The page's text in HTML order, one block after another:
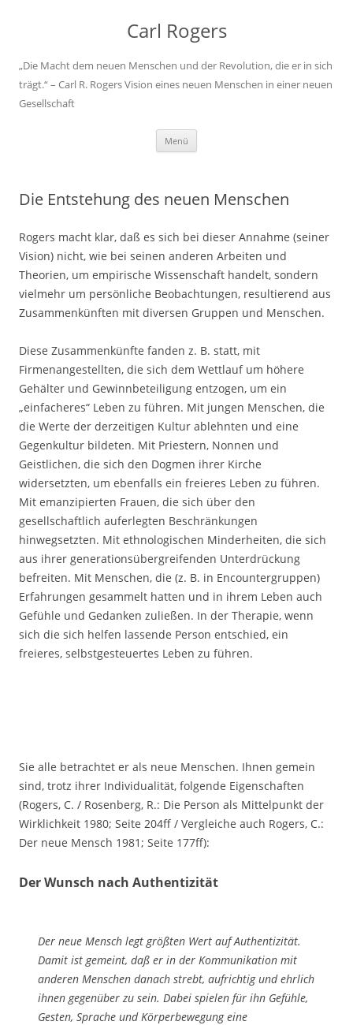
Carl Rogers
„Die Macht dem neuen Menschen und der Revolution, die er in sich
trägt.“ – Carl R. Rogers Vision eines neuen Menschen in einer neuen
Gesellschaft
Menü
Die Entstehung des neuen Menschen
Rogers macht klar, daß es sich bei dieser Annahme (seiner
Vision) nicht, wie bei sei­nen anderen Arbeiten und
Theorien, um empirische Wissenschaft handelt, sondern
vielmehr um persönliche Beobachtungen, resultierend aus
Zusammenkünften mit di­versen Gruppen und Menschen.
Diese Zusammenkünfte fanden z. B. statt, mit
Firmenangestellten, die sich dem Wett­lauf um höhere
Gehälter und Gewinnbeteiligung entzogen, um ein
„einfacheres“ Le­ben zu führen. Mit jungen Menschen, die
die Werte der derzeitigen Kultur ablehn­ten und eine
Gegenkultur bildeten. Mit Priestern, Nonnen und
Geistlichen, die sich den Dog­men ihrer Kirche
widersetzten, um ebenfalls ein freieres Leben zu füh­ren.
Mit emanzipierten Frauen, die sich über den
gesellschaftlich auferlegten Beschrän­kungen
hinwegsetzten. Mit ethnologischen Minderheiten, die sich
aus ihrer generati­onsübergreifenden Unterdrückung
befreiten. Mit Menschen, die (z. B. in Encounter­gruppen)
Erfahrungen gesammelt hatten und in ihrem Leben auch
Gefühle und Ge­danken zulie­ßen. In der Therapie, wenn
sich die sich helfen lassende Person ent­schied, ein
freieres, selbstgesteuertes Leben zu führen.
Sie alle betrachtet er als neue Menschen. Ihnen gemein
sind, trotz ihrer Individuali­tät, folgende Eigenschaften
(Rogers, C. / Rosenberg, R.: Die Person als Mittelpunkt der
Wirklichkeit 1980; Seite 204ff / Verglei­che auch Rogers, C.:
Der neue Mensch 1981; Seite 177ff):
Der Wunsch nach Authentizität
Der neue Mensch legt größten Wert auf Authentizität.
Damit ist gemeint, daß er in der Kommunikation mit
anderen Menschen danach strebt, aufrichtig und ehrlich
ih­nen ge­genüber zu sein. Dabei spielen für ihn Gefühle,
Gesten, Sprache und Körper­bewegung eine